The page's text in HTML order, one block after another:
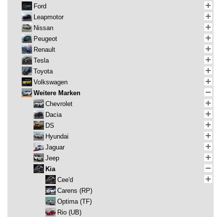
Ford
Leapmotor
Nissan
Peugeot
Renault
Tesla
Toyota
Volkswagen
Weitere Marken
Chevrolet
Dacia
DS
Hyundai
Jaguar
Jeep
Kia
Cee'd
Carens (RP)
Optima (TF)
Rio (UB)